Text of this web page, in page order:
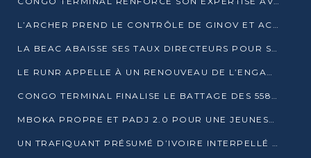
L’ARCHER PREND LE CONTRÔLE DE GINOV ET ACCÉLÈRE SON VIRAGE NUMÉRIQUE
LA BEAC ABAISSE SES TAUX DIRECTEURS POUR SOUTENIR LA CROISSANCE EN ZONE CEMAC
LE RUNR APPELLE À UN RENOUVEAU DE L’ENGAGEMENT MILITANT
CONGO TERMINAL FINALISE LE BATTAGE DES 558 PIEUX DU FUTUR QUAI DU MÔLE EST
MBOKA PROPRE ET PADJ 2.0 POUR UNE JEUNESSE PLUS AUTONOME
UN TRAFIQUANT PRÉSUMÉ D’IVOIRE INTERPELLÉ À DOLISIE